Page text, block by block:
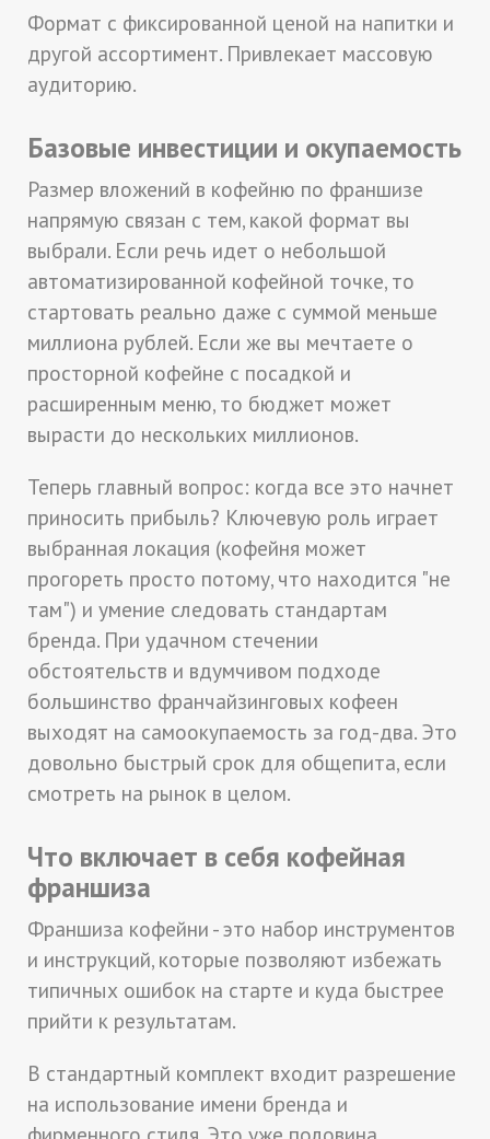
Формат с фиксированной ценой на напитки и
другой ассортимент. Привлекает массовую
аудиторию.
Базовые инвестиции и окупаемость
Размер вложений в кофейню по франшизе
напрямую связан с тем, какой формат вы
выбрали. Если речь идет о небольшой
автоматизированной кофейной точке, то
стартовать реально даже с суммой меньше
миллиона рублей. Если же вы мечтаете о
просторной кофейне с посадкой и
расширенным меню, то бюджет может
вырасти до нескольких миллионов.
Теперь главный вопрос: когда все это начнет
приносить прибыль? Ключевую роль играет
выбранная локация (кофейня может
прогореть просто потому, что находится "не
там") и умение следовать стандартам
бренда. При удачном стечении
обстоятельств и вдумчивом подходе
большинство франчайзинговых кофеен
выходят на самоокупаемость за год-два. Это
довольно быстрый срок для общепита, если
смотреть на рынок в целом.
Что включает в себя кофейная
франшиза
Франшиза кофейни - это набор инструментов
и инструкций, которые позволяют избежать
типичных ошибок на старте и куда быстрее
прийти к результатам.
В стандартный комплект входит разрешение
на использование имени бренда и